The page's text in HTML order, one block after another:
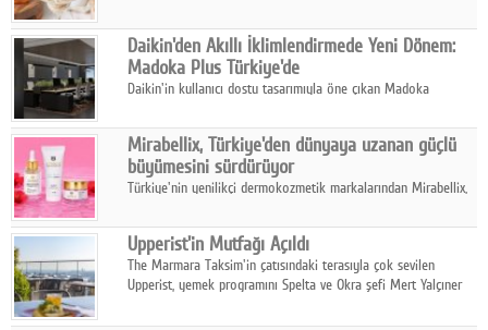
ıhlamur gibi içeceklerde tercih ettiğini ortaya koyuyor.
Daikin'den Akıllı İklimlendirmede Yeni Dönem:
Madoka Plus Türkiye'de
Daikin'in kullanıcı dostu tasarımıyla öne çıkan Madoka
kontrol ünitesi Madoka Plus Türkiye'de satışa sunuldu.
Mirabellix, Türkiye'den dünyaya uzanan güçlü
büyümesini sürdürüyor
Türkiye'nin yenilikçi dermokozmetik markalarından Mirabellix,
ürünleriyle hem yurt içinde hem de uluslararası pazarlarda
büyümesini sürdürüyor.
Upperist'in Mutfağı Açıldı
The Marmara Taksim'in çatısındaki terasıyla çok sevilen
Upperist, yemek programını Spelta ve Okra şefi Mert Yalçıner